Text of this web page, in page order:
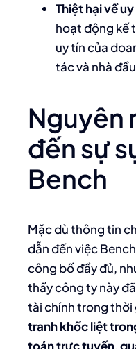
Thiệt hại về
hoạt động kế
uy tín của
tác và nhà
Nguyên
đến sự
Bench
Mặc dù thông tin
dẫn đến việc
công bố đầy đủ,
thấy công ty này
tài chính trong thời
tranh khốc liệt
toán trực tuyến,